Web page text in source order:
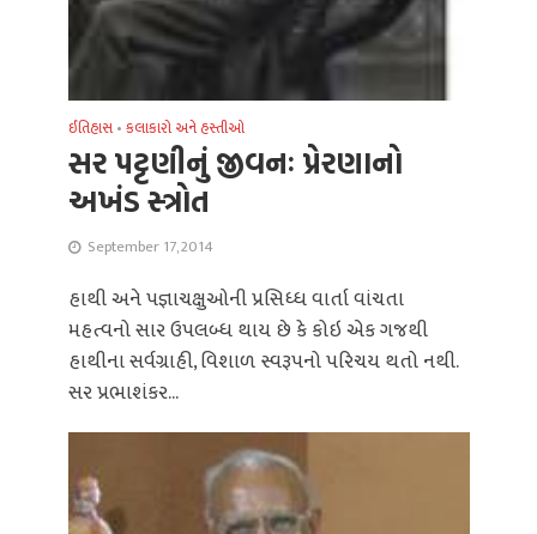
ઈતિહાસ •કલાકારો અને હસ્તીઓ
સર પટ્ટણીનું જીવનઃ પ્રેરણાનો
અખંડ સ્‍ત્રોત
September 17, 2014
હાથી અને પજ્ઞાચક્ષુઓની પ્રસિધ્‍ધ વાર્તા વાંચતા
મહત્‍વનો સાર ઉપલબ્‍ધ થાય છે કે કોઇ એક ગજથી
હાથીના સર્વગ્રાહી, વિશાળ સ્‍વરૂપનો પરિચય થતો નથી.
સર પ્રભાશંકર...